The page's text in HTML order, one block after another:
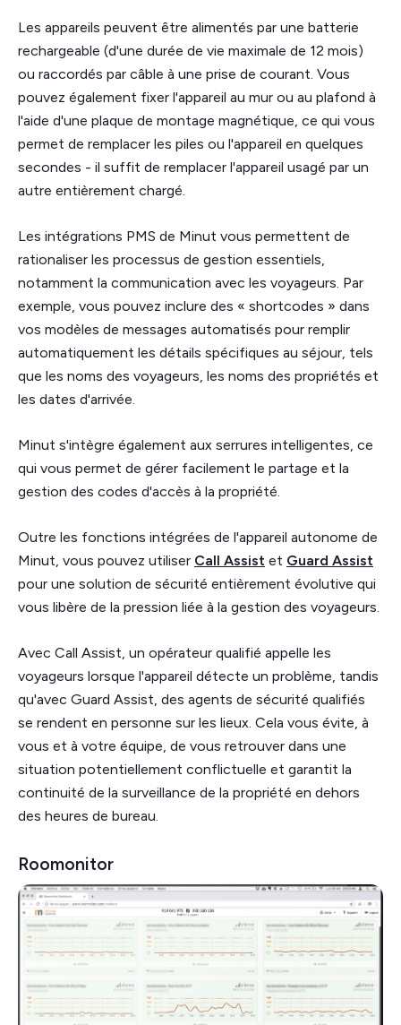
Les appareils peuvent être alimentés par une batterie
rechargeable (d'une durée de vie maximale de 12 mois)
ou raccordés par câble à une prise de courant. Vous
pouvez également fixer l'appareil au mur ou au plafond à
l'aide d'une plaque de montage magnétique, ce qui vous
permet de remplacer les piles ou l'appareil en quelques
secondes - il suffit de remplacer l'appareil usagé par un
autre entièrement chargé.
Les intégrations PMS de Minut vous permettent de
rationaliser les processus de gestion essentiels,
notamment la communication avec les voyageurs. Par
exemple, vous pouvez inclure des « shortcodes » dans
vos modèles de messages automatisés pour remplir
automatiquement les détails spécifiques au séjour, tels
que les noms des voyageurs, les noms des propriétés et
les dates d'arrivée.
Minut s'intègre également aux serrures intelligentes, ce
qui vous permet de gérer facilement le partage et la
gestion des codes d'accès à la propriété.
Outre les fonctions intégrées de l'appareil autonome de
Minut, vous pouvez utiliser Call Assist et Guard Assist
pour une solution de sécurité entièrement évolutive qui
vous libère de la pression liée à la gestion des voyageurs.
Avec Call Assist, un opérateur qualifié appelle les
voyageurs lorsque l'appareil détecte un problème, tandis
qu'avec Guard Assist, des agents de sécurité qualifiés
se rendent en personne sur les lieux. Cela vous évite, à
vous et à votre équipe, de vous retrouver dans une
situation potentiellement conflictuelle et garantit la
continuité de la surveillance de la propriété en dehors
des heures de bureau.
Roomonitor